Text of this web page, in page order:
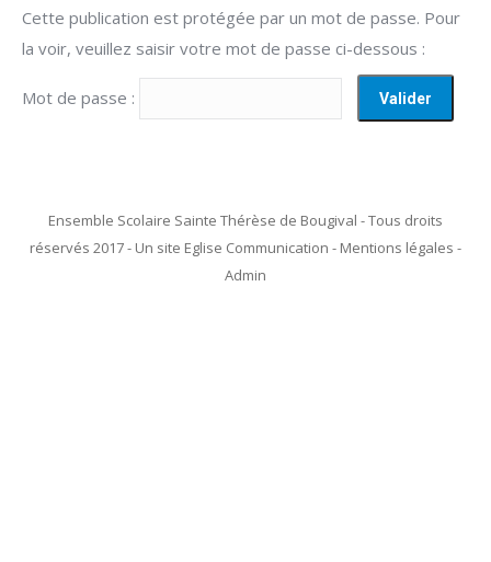
Cette publication est protégée par un mot de passe. Pour
la voir, veuillez saisir votre mot de passe ci-dessous :
Mot de passe :
Ensemble Scolaire Sainte Thérèse de Bougival - Tous droits
réservés 2017 - Un site Eglise Communication - Mentions légales -
Admin